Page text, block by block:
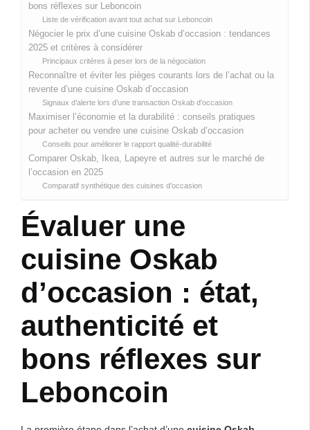
bons réflexes sur Leboncoin
Liste de vérification avant tout achat sur Leboncoin
Négocier le prix d’une cuisine Oskab d’occasion : tendances
2025 et critères à considérer
Principaux critères à peser lors de la négociation
Reconnaître et éviter les pièges courants lors de l’achat ou la
revente d’une cuisine Oskab d’occasion
Signaux d’alerte lors d’une transaction Oskab d’occasion
Maximiser l’économie et la durabilité : conseils pratiques
pour acheter ou vendre une cuisine Oskab d’occasion
Conseils pour améliorer le rapport qualité-durabilité
Comparer Oskab, Ikea, Lapeyre et autres sur le marché de
l’occasion en 2025
Comparatif synthétique des cuisines d’occasion
Évaluer une
cuisine Oskab
d’occasion : état,
authenticité et
bons réflexes sur
Leboncoin